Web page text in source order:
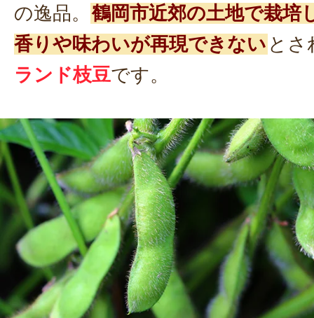
の逸品。 鶴岡市近郊の土地で栽培
香りや味わいが再現できない とさ
ランド枝豆です。